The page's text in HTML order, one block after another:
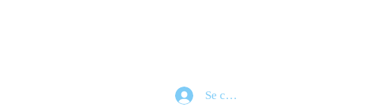
Se connecter